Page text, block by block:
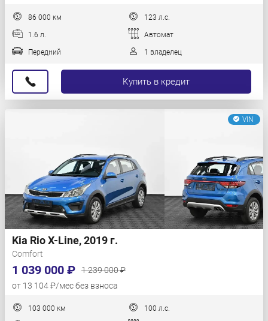
86 000 км 123 л.с.
1.6 л. Автомат
Передний 1 владелец
Купить в кредит
VIN
Kia Rio X-Line, 2019 г.
Comfort
1 039 000 ₽
1 239 000 ₽
от 13 104 ₽/мес без взноса
103 000 км 100 л.с.